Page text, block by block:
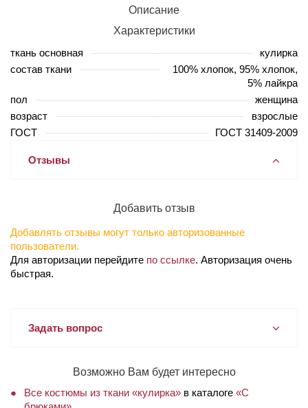
Описание
Характеристики
ткань основная
кулирка
состав ткани
100% хлопок, 95% хлопок,
5% лайкра
пол
женщина
возраст
взрослые
ГОСТ
ГОСТ 31409-2009
Отзывы
Добавить отзыв
Добавлять отзывы могут только авторизованные
пользователи.
Для авторизации перейдите по ссылке. Авторизация очень
быстрая.
Задать вопрос
Возможно Вам будет интересно
Все костюмы из ткани «кулирка» в каталоге «С